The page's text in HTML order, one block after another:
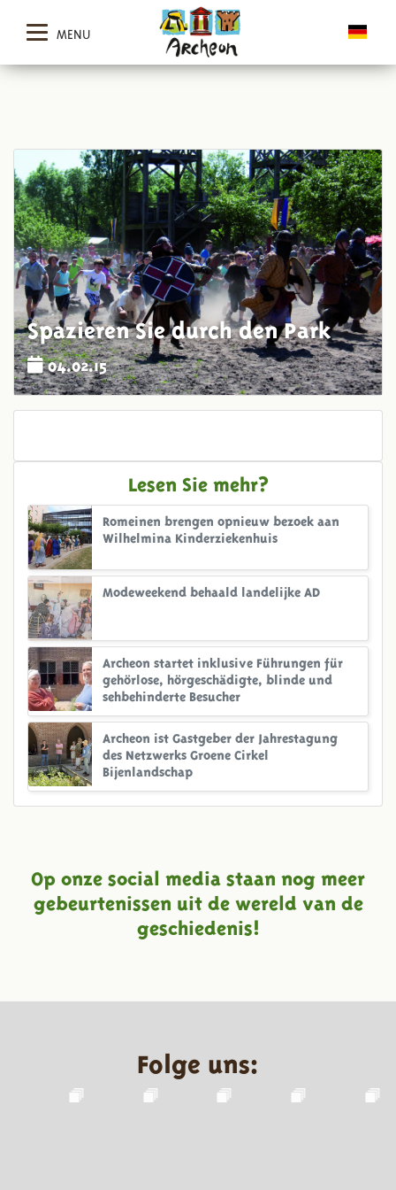
MENU
Spazieren Sie durch den Park
04.02.15
Lesen Sie mehr?
Romeinen brengen opnieuw bezoek aan
Wilhelmina Kinderziekenhuis
Modeweekend behaald landelijke AD
Archeon startet inklusive Führungen für
gehörlose, hörgeschädigte, blinde und
sehbehinderte Besucher
Archeon ist Gastgeber der Jahrestagung
des Netzwerks Groene Cirkel
Bijenlandschap
Op onze social media staan nog meer
gebeurtenissen uit de wereld van de
geschiedenis!
Folge uns: